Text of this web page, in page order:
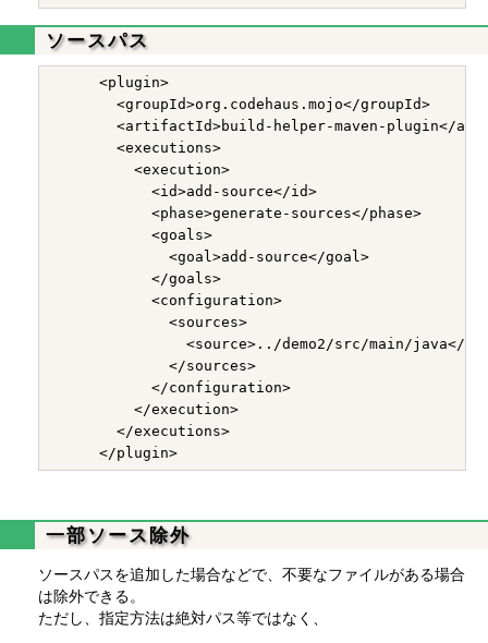
ソースパス
     <plugin>
       <groupId>org.codehaus.mojo</groupId>
<artifactId>build-helper-maven-plugin</
       <executions>
         <execution>
           <id>add-source</id>
           <phase>generate-sources</phase>
           <goals>
             <goal>add-source</goal>
           </goals>
           <configuration>
             <sources>
<source>../demo2/src/main/java</
             </sources>
           </configuration>
         </execution>
       </executions>
一部ソース除外
ソースパスを追加した場合などで、不要なファイルがある場合
は除外できる。
ただし、指定方法は絶対パス等ではなく、